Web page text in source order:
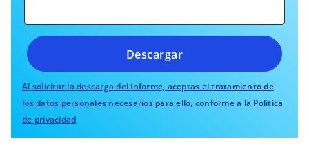
Descargar
Al solicitar la descarga del informe, aceptas el tratamiento de
los datos personales necesarios para ello, conforme a la Política
de privacidad